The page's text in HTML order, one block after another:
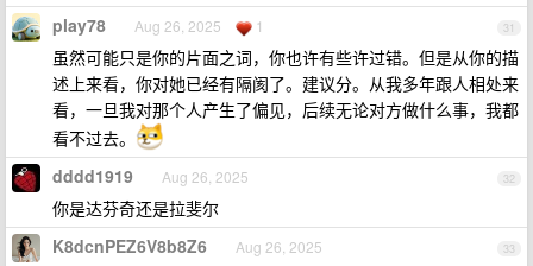
31
play78 Aug 26, 2025 1
虽然可能只是你的片面之词，你也许有些许过错。但是从你的描
述上来看，你对她已经有隔阂了。建议分。从我多年跟人相处来
看，一旦我对那个人产生了偏见，后续无论对方做什么事，我都
看不过去。
32
dddd1919 Aug 26, 2025
你是达芬奇还是拉斐尔
33
K8dcnPEZ6V8b8Z6 Aug 26, 2025